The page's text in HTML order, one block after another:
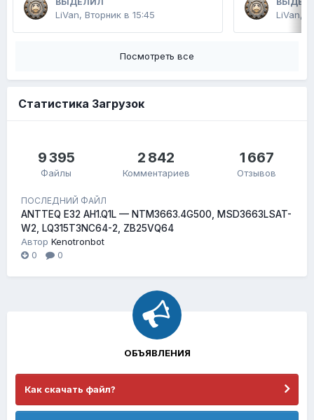
LiVan, Вторник в 15:45 LiVan,
Посмотреть все
Статистика Загрузок
9 395
Файлы
2 842
Комментариев
1 667
Отзывов
ПОСЛЕДНИЙ ФАЙЛ
ANTTEQ E32 AH1.Q1L — NTM3663.4G500, MSD3663LSAT-
W2, LQ315T3NC64-2, ZB25VQ64
Автор Kenotronbot
0
0
ОБЪЯВЛЕНИЯ
Как скачать файл?